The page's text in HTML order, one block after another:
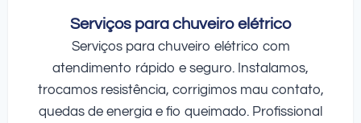
Serviços para chuveiro elétrico
Serviços para chuveiro elétrico com
atendimento rápido e seguro. Instalamos,
trocamos resistência, corrigimos mau contato,
quedas de energia e fio queimado. Profissional